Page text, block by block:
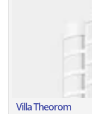
Villa Theorom